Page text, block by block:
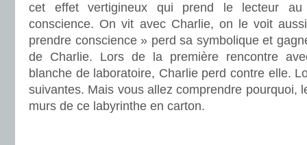
cet effet vertigineux qui prend le lecteur
conscience. On vit avec Charlie, on le voit
prendre conscience » perd sa symbolique et
de Charlie. Lors de la première rencontre
blanche de laboratoire, Charlie perd contre elle.
suivantes. Mais vous allez comprendre pourquoi,
murs de ce labyrinthe en carton.